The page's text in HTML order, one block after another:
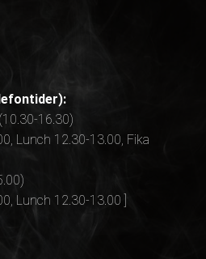
16.30)
Lunch 12.30-13.00, Fika
Lunch 12.30-13.00 ]